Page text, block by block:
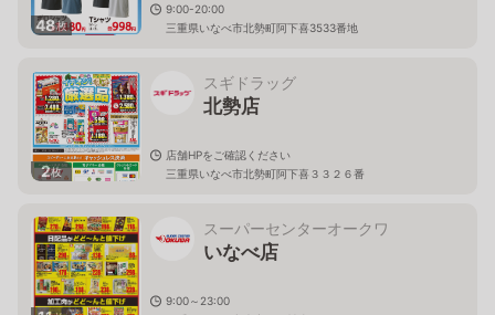
48枚
9:00-20:00
三重県いなべ市北勢町阿下喜3533番地
2枚
スギドラッグ
北勢店
店舗HPをご確認ください
三重県いなべ市北勢町阿下喜３３２６番
スーパーセンターオークワ
いなべ店
9:00～23:00